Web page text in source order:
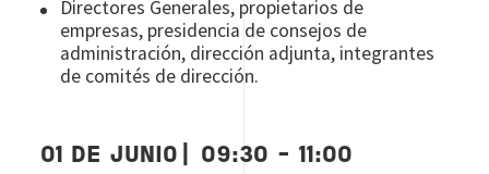
Directores Generales, propietarios de
empresas, presidencia de consejos de
administración, dirección adjunta, integrantes
de comités de dirección.
01 DE JUNIO| 09:30 - 11:00